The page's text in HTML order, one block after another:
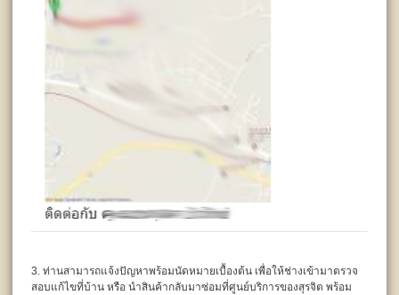
3. ท่านสามารถแจ้งปัญหาพร้อมนัดหมายเบื้องต้น เพื่อให้ช่างเข้ามาตรวจ
สอบแก้ไขที่บ้าน หรือ นำสินค้ากลับมาซ่อมที่ศูนย์บริการของสุรจิต พร้อม